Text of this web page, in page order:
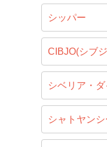
シッパー
CIBJO(シブ
シベリア・
シャトヤンシ